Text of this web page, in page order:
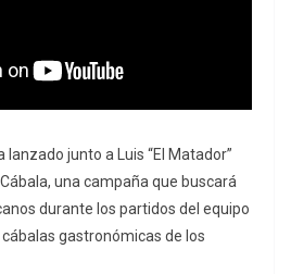
lanzado junto a Luis “El Matador”
una campaña que buscará
durante los partidos del equipo
gastronómicas de los